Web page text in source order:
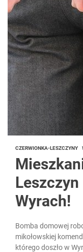
CZERWIONKA-LESZCZYNY
Leszczyn
Wyrach!
Bomba domowej
mikołowskiej
którego doszło w